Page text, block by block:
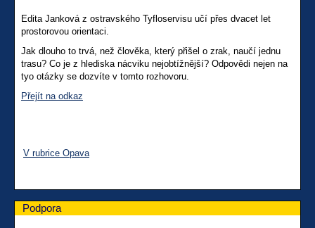
Edita Janková z ostravského Tyfloservisu učí přes dvacet let
prostorovou orientaci.
Jak dlouho to trvá, než člověka, který přišel o zrak, naučí jednu
trasu? Co je z hlediska nácviku nejobtížnější? Odpovědi nejen na
tyo otázky se dozvíte v tomto rozhovoru.
Přejít na odkaz
V rubrice Opava
Podpora